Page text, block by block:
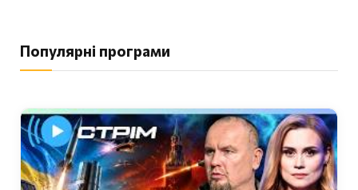
Популярні програми